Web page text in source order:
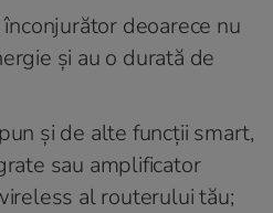
deoarece nu
și au o durată de
și de alte funcții smart,
sau amplificator
al routerului tău;